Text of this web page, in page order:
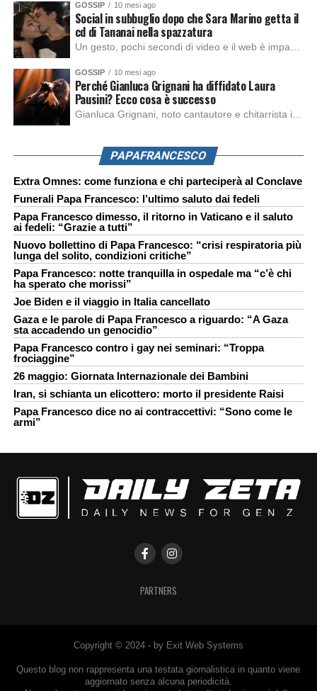
GOSSIP 10 mesi ago
Social in subbuglio dopo che Sara Marino getta il
cd di Tananai nella spazzatura
GOSSIP 10 mesi ago
Perché Gianluca Grignani ha diffidato Laura
Pausini? Ecco cosa è successo
PAPAFRANCESCO
Extra Omnes: come funziona e chi parteciperà al Conclave
Funerali Papa Francesco: l’ultimo saluto dai fedeli
Papa Francesco dimesso, il ritorno in Vaticano e il saluto
ai fedeli: “Grazie a tutti”
Nuovo bollettino di Papa Francesco: “crisi respiratoria più
lunga del solito, condizioni critiche”
Papa Francesco: notte tranquilla in ospedale ma “c’è chi
ha sperato che morissi”
Joe Biden e il viaggio in Italia cancellato
Gaza e le parole di Papa Francesco a riguardo: “A Gaza
sta accadendo un genocidio”
Papa Francesco contro i gay nei seminari: “Troppa
frociaggine”
26 maggio: Giornata Internazionale dei Bambini
Iran, si schianta un elicottero: morto il presidente Raisi
Papa Francesco dice no ai contraccettivi: “Sono come le
armi”
PARTNERS
Copyright © 2024 - by Exit Web Systems
Questo blog non rappresenta una testata giornalistica in quanto viene
aggiornato senza alcuna periodicità.